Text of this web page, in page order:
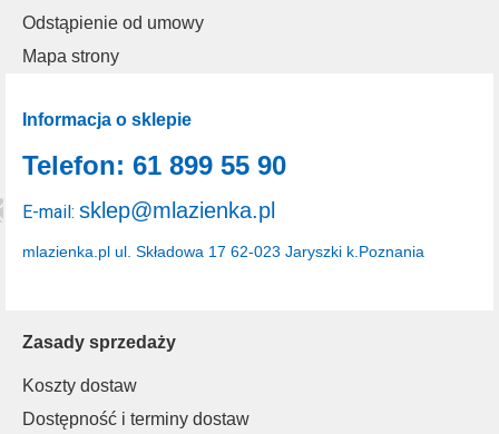
Odstąpienie od umowy
Mapa strony
Zasady sprzedaży
Koszty dostaw
Dostępność i terminy dostaw
Informacja o sklepie
mlazienka.pl ul. Składowa 17 62-023 Jaryszki k.Poznania
Telefon: 61 899 55 90
E-mail: sklep@mlazienka.pl